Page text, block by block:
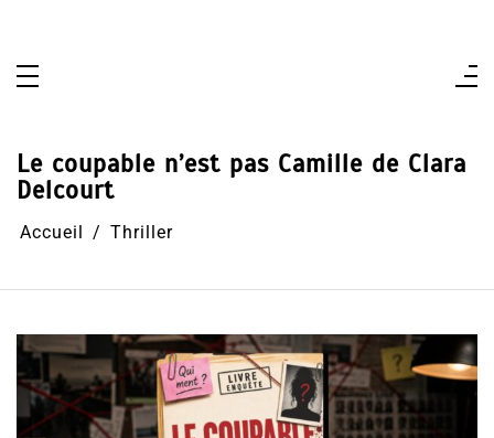
Le coupable n’est pas Camille de Clara
Delcourt
Accueil Thriller